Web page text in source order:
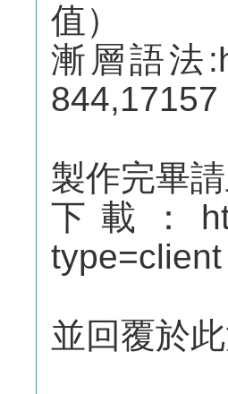
值）
漸層語法
844,17157
製作完畢
下載：
type=client
並回覆於